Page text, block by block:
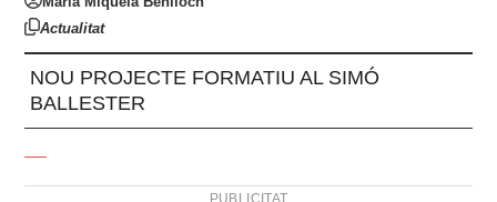
Actualitat
NOU PROJECTE FORMATIU AL SIMÓ
BALLESTER
PUBLICITAT